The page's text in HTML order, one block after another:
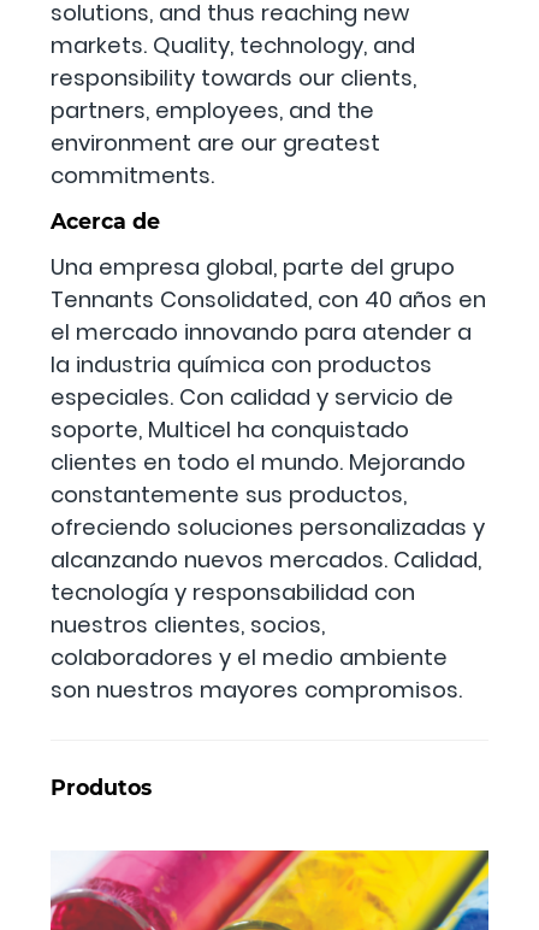
solutions, and thus reaching new
markets. Quality, technology, and
responsibility towards our clients,
partners, employees, and the
environment are our greatest
commitments.
Acerca de
Una empresa global, parte del grupo
Tennants Consolidated, con 40 años en
el mercado innovando para atender a
la industria química con productos
especiales. Con calidad y servicio de
soporte, Multicel ha conquistado
clientes en todo el mundo. Mejorando
constantemente sus productos,
ofreciendo soluciones personalizadas y
alcanzando nuevos mercados. Calidad,
tecnología y responsabilidad con
nuestros clientes, socios,
colaboradores y el medio ambiente
son nuestros mayores compromisos.
Produtos